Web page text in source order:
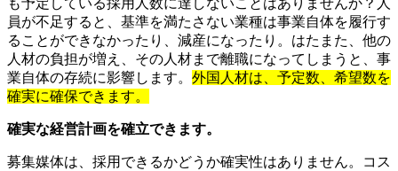
員が不足すると、基準を満たさない業種は事業自体を履行す
ることができなかったり、減産になったり。はたまた、他の
人材の負担が増え、その人材まで離職になってしまうと、事
業自体の存続に影響します。 外国人材は、予定数、希望数を
確実に確保できます。
確実な経営計画を確立できます。
募集媒体は、採用できるかどうか確実性はありません。コス